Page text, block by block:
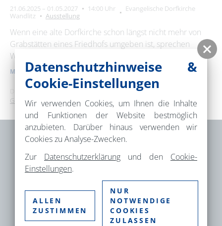
15
16 17 18 19 20
21
22
23 24 25 26 27 28
Erweiterte Suche
Zeitraum
bis
Kategorie
Suchbegriff
21.06.2025 – 01.05.2027 14:00 Uhr
Evangelische Dorfkirche
Wandlitz
Ausstellung
Wenn eine alte Dorfkirche schon längst nicht mehr von
Grabstätten eines Friedhofs umgeben ist, sprechen
Wiese und Bäume um sie …
MEHR ERFAHREN
Dies ist ein Service derTMB Tourismus-Marketing Brandenburg
GmbH.
Brandenburgische Seenplatte GmbH –
Gesellschaft für Tourismus und
Markenmanagement
Fischbänkenstr. 8
16816 Neuruppin
Datenschutzhinweise &
Cookie-Einstellungen
Wir verwenden Cookies, um Ihnen die Inhalte
und Funktionen der Website bestmöglich
anzubieten. Darüber hinaus verwenden wir
Cookies zu Analyse-Zwecken.
Zur Datenschutzerklärung und den Cookie-
Einstellungen.
ALLEN
ZUSTIMMEN
NUR
NOTWENDIGE
COOKIES
ZULASSEN